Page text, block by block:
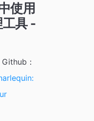
使用
具 -
Github：